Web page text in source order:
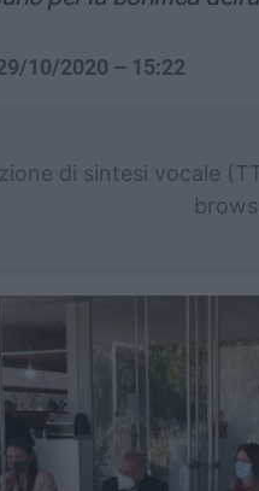
10/2020 – 15:22
di sintesi vocale